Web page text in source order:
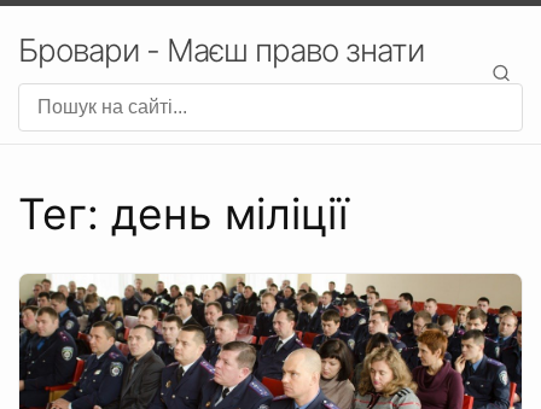
Бровари - Маєш право знати
Тег: день міліції